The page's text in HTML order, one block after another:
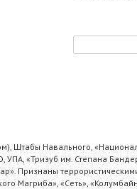
Штабы Навального,
«Тризуб им. Степана
Признаны
Магриба», «Сеть»,